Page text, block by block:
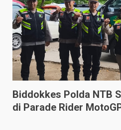
Biddokkes Polda NTB
di Parade Rider